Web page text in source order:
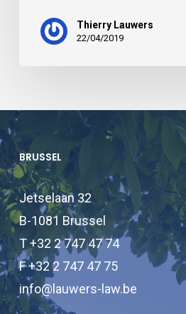
Thierry Lauwers
22/04/2019
BRUSSEL
Jetselaan 32
B-1081 Brussel
T +32 2 747 47 74
F +32 2 747 47 75
info@lauwers-law.be